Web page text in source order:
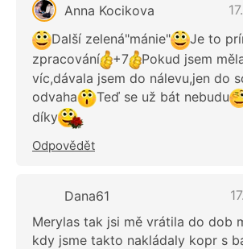
Anna Kocikova
Další zelená"mánie"
Je to
zpracování
+7
Pokud jsem
víc,dávala jsem do nálevu,jen do
odvaha
Teď se už bát nebudu
díky
Odpovědět
Dana61
Merylas tak jsi mě vrátila do dob
kdy jsme takto nakládaly kopr s